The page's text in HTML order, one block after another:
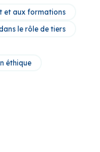
et aux formations
le rôle de tiers
éthique